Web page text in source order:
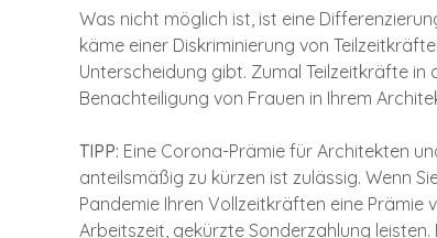
Was nicht möglich ist, ist eine
käme einer Diskriminierung von
Unterscheidung gibt. Zumal Teilzeitkräfte in
Benachteiligung von Frauen in Ihrem
TIPP: Eine Corona-Prämie für Architekten
anteilsmäßig zu kürzen ist zulässig. Wenn
Pandemie Ihren Vollzeitkräften eine Prämie
Arbeitszeit, gekürzte Sonderzahlung